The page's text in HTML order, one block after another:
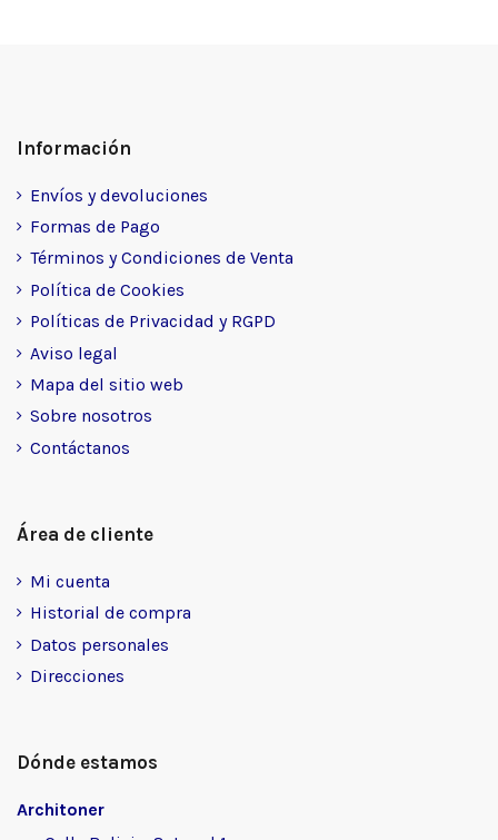
Información
Envíos y devoluciones
Formas de Pago
Términos y Condiciones de Venta
Política de Cookies
Políticas de Privacidad y RGPD
Aviso legal
Mapa del sitio web
Sobre nosotros
Contáctanos
Área de cliente
Mi cuenta
Historial de compra
Datos personales
Direcciones
Dónde estamos
Architoner